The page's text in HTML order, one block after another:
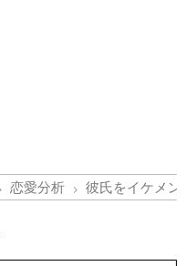
恋愛分析 彼氏をイケメン